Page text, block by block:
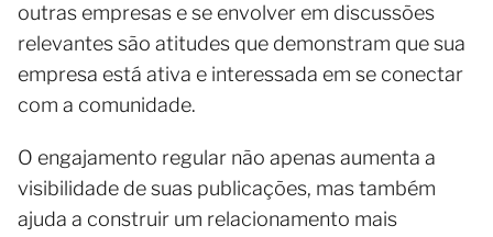
outras empresas e se envolver em discussões
relevantes são atitudes que demonstram que sua
empresa está ativa e interessada em se conectar
com a comunidade.
O engajamento regular não apenas aumenta a
visibilidade de suas publicações, mas também
ajuda a construir um relacionamento mais